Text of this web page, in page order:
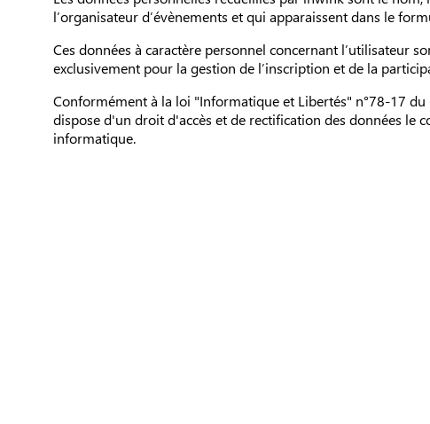
l’organisateur d’évènements et qui apparaissent dans le
Ces données à caractère personnel concernant l’utilisateur
exclusivement pour la gestion de l’inscription et de la
Conformément à la loi "Informatique et Libertés" n°78-17
dispose d'un droit d'accès et de rectification des données le
informatique.